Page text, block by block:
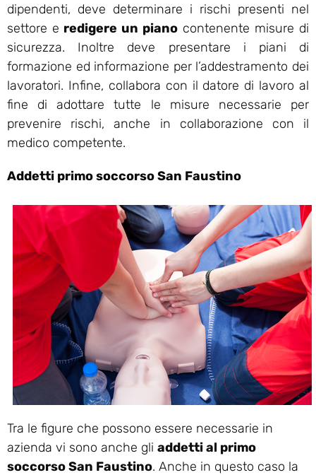
dipendenti, deve determinare i rischi presenti nel
settore e redigere un piano contenente misure di
sicurezza. Inoltre deve presentare i piani di
formazione ed informazione per l’addestramento dei
lavoratori. Infine, collabora con il datore di lavoro al
fine di adottare tutte le misure necessarie per
prevenire rischi, anche in collaborazione con il
medico competente.
Addetti primo soccorso San Faustino
Tra le figure che possono essere necessarie in
azienda vi sono anche gli addetti al primo
soccorso San Faustino. Anche in questo caso la